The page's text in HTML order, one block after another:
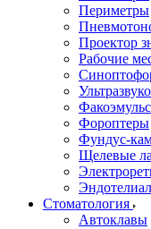
Периметры
Проектор
Рабочие
Фороптеры
Фундус-
Щелевые
Стоматология
Автоклавы